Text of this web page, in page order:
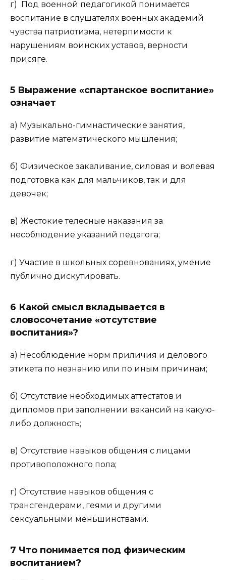
г) Под военной педагогикой понимается
воспитание в слушателях военных академий
чувства патриотизма, нетерпимости к
нарушениям воинских уставов, верности
присяге.
5 Выражение «спартанское воспитание»
означает
а) Музыкально-гимнастические занятия,
развитие математического мышления;
б) Физическое закаливание, силовая и волевая
подготовка как для мальчиков, так и для
девочек;
в) Жестокие телесные наказания за
несоблюдение указаний педагога;
г) Участие в школьных соревнованиях, умение
публично дискутировать.
6 Какой смысл вкладывается в
словосочетание «отсутствие
воспитания»?
а) Несоблюдение норм приличия и делового
этикета по незнанию или по иным причинам;
б) Отсутствие необходимых аттестатов и
дипломов при заполнении вакансий на какую-
либо должность;
в) Отсутствие навыков общения с лицами
противоположного пола;
г) Отсутствие навыков общения с
трансгендерами, геями и другими
сексуальными меньшинствами.
7 Что понимается под физическим
воспитанием?